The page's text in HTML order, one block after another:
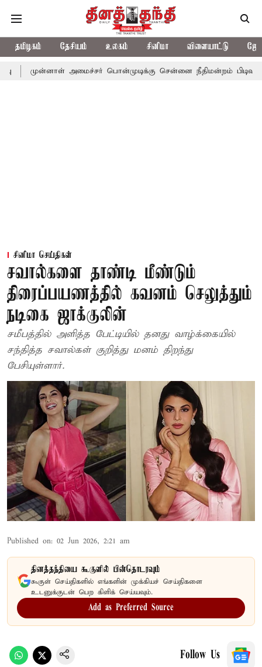
தமிழகம் தேசியம் உலகம் சினிமா விளையாட்டு
அமைச்சர் பொன்முடிக்கு சென்னை நீதிமன்றம் பிடிவாராண்ட்
சினிமா செய்திகள்
சவால்களை தாண்டி மீண்டும்
திரைப்பயணத்தில் கவனம் செலுத்தும்
நடிகை ஜாக்குலின்
சமீபத்தில் அளித்த பேட்டியில் தனது வாழ்க்கையில்
சந்தித்த சவால்கள் குறித்து மனம் திறந்து
பேசியுள்ளார்.
Published on: 02 Jun 2026, 2:21 am
தினத்தந்தியை கூகுளில் பின்தொடரவும்
கூகுள் செய்திகளில் எங்களின் முக்கியச் செய்திகளை
உடனுக்குடன் பெற கிளிக் செய்யவும்.
Add as Preferred Source
Follow Us